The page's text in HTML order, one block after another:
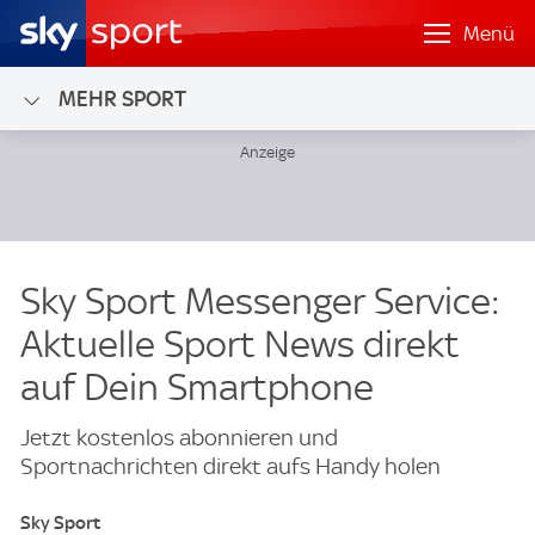
Menü
MEHR SPORT
Sky Sport Messenger Service:
Aktuelle Sport News direkt
auf Dein Smartphone
Jetzt kostenlos abonnieren und
Sportnachrichten direkt aufs Handy holen
Sky Sport